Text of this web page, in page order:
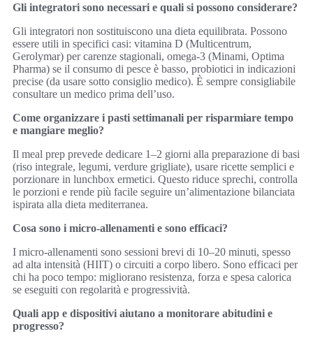
Gli integratori sono necessari e quali si possono considerare?
Gli integratori non sostituiscono una dieta equilibrata. Possono
essere utili in specifici casi: vitamina D (Multicentrum,
Gerolymar) per carenze stagionali, omega‑3 (Minami, Optima
Pharma) se il consumo di pesce è basso, probiotici in indicazioni
precise (da usare sotto consiglio medico). È sempre consigliabile
consultare un medico prima dell’uso.
Come organizzare i pasti settimanali per risparmiare tempo
e mangiare meglio?
Il meal prep prevede dedicare 1–2 giorni alla preparazione di basi
(riso integrale, legumi, verdure grigliate), usare ricette semplici e
porzionare in lunchbox ermetici. Questo riduce sprechi, controlla
le porzioni e rende più facile seguire un’alimentazione bilanciata
ispirata alla dieta mediterranea.
Cosa sono i micro‑allenamenti e sono efficaci?
I micro‑allenamenti sono sessioni brevi di 10–20 minuti, spesso
ad alta intensità (HIIT) o circuiti a corpo libero. Sono efficaci per
chi ha poco tempo: migliorano resistenza, forza e spesa calorica
se eseguiti con regolarità e progressività.
Quali app e dispositivi aiutano a monitorare abitudini e
progresso?